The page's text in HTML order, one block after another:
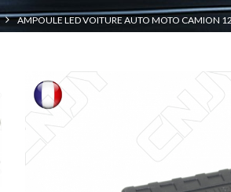
AMPOULE LED VOITURE AUTO MOTO CAMION